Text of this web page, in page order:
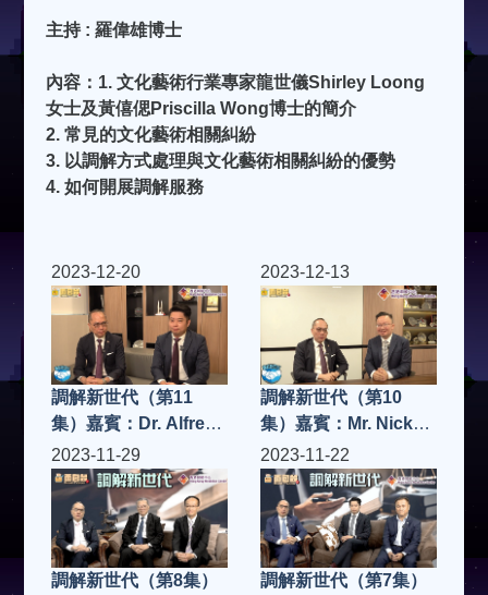
主持 : 羅偉雄博士
內容：1. 文化藝術行業專家龍世儀Shirley Loong
女士及黃僖偲Priscilla Wong博士的簡介
2. 常見的文化藝術相關糾紛
3. 以調解方式處理與文化藝術相關糾紛的優勢
4. 如何開展調解服務
2023-12-20
調解新世代（第11
集）嘉賓：Dr. Alfred
Chan
2023-12-13
調解新世代（第10
集）嘉賓：Mr. Nick
Chan MH, JP
2023-11-29
調解新世代（第8集）
2023-11-22
調解新世代（第7集）